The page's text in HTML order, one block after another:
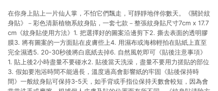
在你身上貼上一片仙人掌，不怕它們飄走，可靜靜地伴你數天。《關於紋
身貼》－彩色清新植物系紋身貼，一套七款－整張紋身貼尺寸7cm x 17.7
cm《紋身貼使用方法》1. 把選擇好的圖案沿邊剪下2. 撕去表面的透明膠
膜3. 將有圖案的一方面貼在皮膚些上4. 用濕布或海棉輕拍在貼紙上直至
完全濕透5. 20-30秒後將白底紙去掉6. 自然風乾即可《貼後注意事項》
1. 貼上後2小時盡量不要碰水2. 貼後當天洗澡，盡量不要用力搓貼的部位
3. 假如要泡浴時間不能過長，溫度過高會影響紙的牢固《貼後保持時
間》一般紋身貼可保持3-5天，如手背或手指位保持天數會較短，因為會